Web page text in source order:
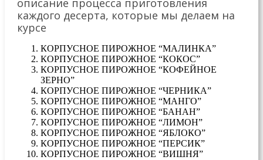
описание процесса приготовления
каждого десерта, которые мы делаем на
курсе
КОРПУСНОЕ ПИРОЖНОЕ “МАЛИНКА”
КОРПУСНОЕ ПИРОЖНОЕ “КОКОС”
КОРПУСНОЕ ПИРОЖНОЕ “КОФЕЙНОЕ
ЗЕРНО”
КОРПУСНОЕ ПИРОЖНОЕ “ЧЕРНИКА”
КОРПУСНОЕ ПИРОЖНОЕ “МАНГО”
КОРПУСНОЕ ПИРОЖНОЕ “БАНАН”
КОРПУСНОЕ ПИРОЖНОЕ “ЛИМОН”
КОРПУСНОЕ ПИРОЖНОЕ “ЯБЛОКО”
КОРПУСНОЕ ПИРОЖНОЕ “ПЕРСИК”
КОРПУСНОЕ ПИРОЖНОЕ “ВИШНЯ”